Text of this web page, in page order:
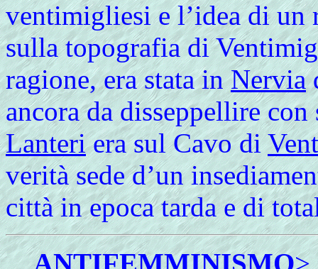
ventimigliesi e l’idea di un
sulla topografia di
ragione, era stata inNervia
ancora da disseppellire
Lanteriera sul Cavo di
verità sede d’un
città in epoca tarda e di
ANTIFEMMINISMO>